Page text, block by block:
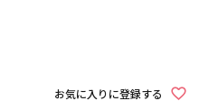
お気に入りに登録する